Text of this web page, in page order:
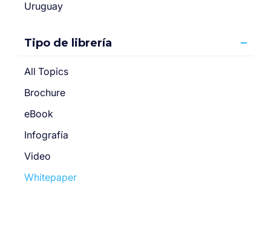
Uruguay
Tipo de librería
All Topics
Brochure
eBook
Infografía
Video
Whitepaper